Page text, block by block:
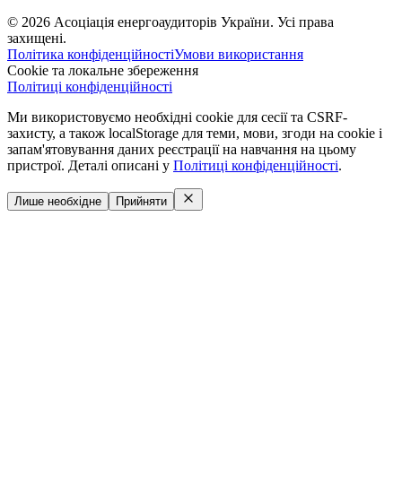
© 2026 Асоціація енергоаудиторів України. Усі права
захищені.
Політика конфіденційностіУмови використання
Cookie та локальне збереження
Політиці конфіденційності
Ми використовуємо необхідні cookie для сесії та CSRF-
захисту, а також localStorage для теми, мови, згоди на cookie і
запам'ятовування даних реєстрації на навчання на цьому
пристрої. Деталі описані у Політиці конфіденційності.
Лише необхідне Прийняти